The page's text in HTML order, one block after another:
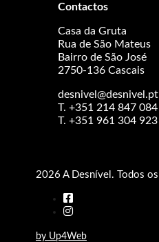
Contactos
Casa da Gruta
Rua de São Mateus
Bairro de São José
2750-136 Cascais
desnivel@desnivel.pt
T. +351 214 847 084
T. +351 961 304 923
2026 A Desnível. Todos
by Up4Web